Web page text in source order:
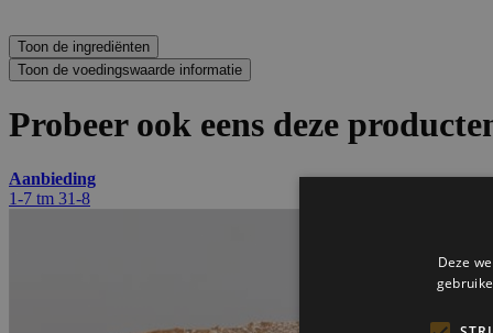
Probeer ook eens deze
Aanbieding
1-7 tm 31-8